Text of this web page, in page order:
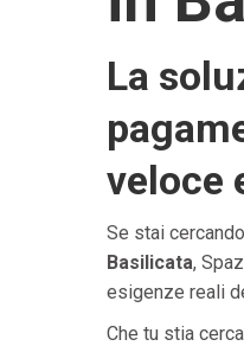
La
veloce
Se stai
Basilicata,
esigenze reali
Che tu stia